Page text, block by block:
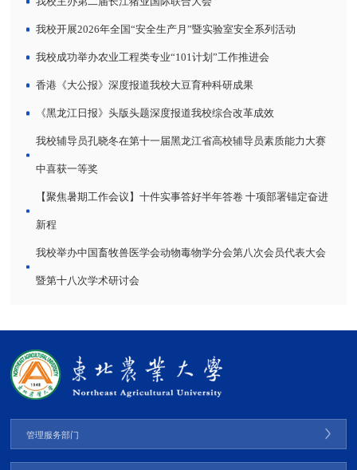
我校开展2026年全国“安全生产月”暨实验室安全系列活动
我校成功举办农业工程类专业“101计划”工作推进会
香港《大公报》深度报道我校大豆育种科研成果
《黑龙江日报》头版头题深度报道我校综合改革成效
我校辅导员孔晓冬在第十一届黑龙江省高校辅导员素质能力大赛
中喜获一等奖
【聚焦暑期工作会议】十件实事答好半年答卷 十项部署锚定奋进
新程
我校举办中国畜牧兽医学会动物毒物学分会第八次会员代表大会
暨第十八次学术研讨会
管理服务部门